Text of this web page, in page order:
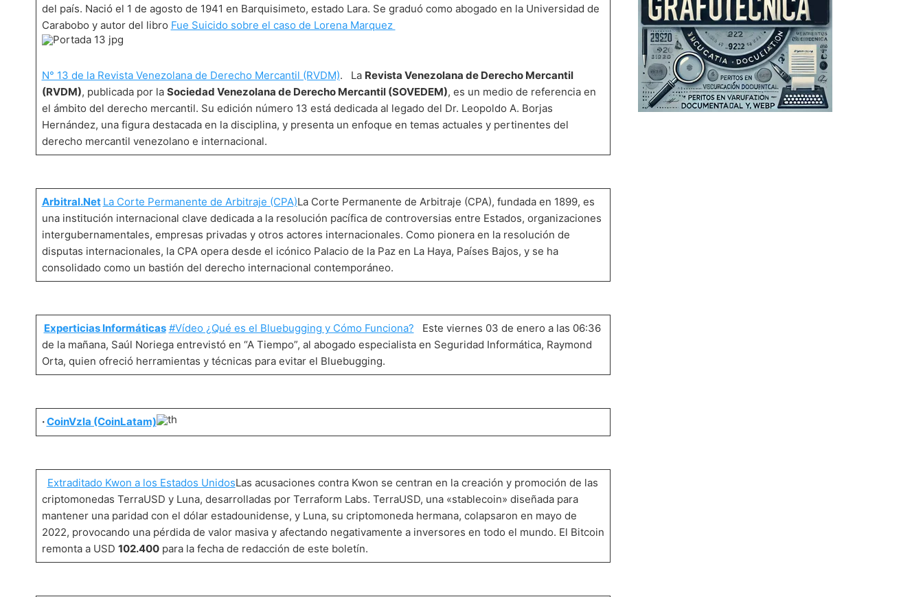
del país. Nació el 1 de agosto de 1941 en Barquisimeto, estado Lara. Se graduó como abogado en la Universidad de
Carabobo y autor del libro Fue Suicido sobre el caso de Lorena Marquez
N° 13 de la Revista Venezolana de Derecho Mercantil (RVDM). La Revista Venezolana de Derecho Mercantil
(RVDM), publicada por la Sociedad Venezolana de Derecho Mercantil (SOVEDEM), es un medio de referencia en
el ámbito del derecho mercantil. Su edición número 13 está dedicada al legado del Dr. Leopoldo A. Borjas
Hernández, una figura destacada en la disciplina, y presenta un enfoque en temas actuales y pertinentes del
derecho mercantil venezolano e internacional.
Arbitral.Net La Corte Permanente de Arbitraje (CPA)La Corte Permanente de Arbitraje (CPA), fundada en 1899, es
una institución internacional clave dedicada a la resolución pacífica de controversias entre Estados, organizaciones
intergubernamentales, empresas privadas y otros actores internacionales. Como pionera en la resolución de
disputas internacionales, la CPA opera desde el icónico Palacio de la Paz en La Haya, Países Bajos, y se ha
consolidado como un bastión del derecho internacional contemporáneo.
Experticias Informáticas #Vídeo ¿Qué es el Bluebugging y Cómo Funciona? Este viernes 03 de enero a las 06:36
de la mañana, Saúl Noriega entrevistó en “A Tiempo”, al abogado especialista en Seguridad Informática, Raymond
Orta, quien ofreció herramientas y técnicas para evitar el Bluebugging.
·CoinVzla (CoinLatam)
Extraditado Kwon a los Estados UnidosLas acusaciones contra Kwon se centran en la creación y promoción de las
criptomonedas TerraUSD y Luna, desarrolladas por Terraform Labs. TerraUSD, una «stablecoin» diseñada para
mantener una paridad con el dólar estadounidense, y Luna, su criptomoneda hermana, colapsaron en mayo de
2022, provocando una pérdida de valor masiva y afectando negativamente a inversores en todo el mundo. El Bitcoin
remonta a USD 102.400para la fecha de redacción de este boletín.